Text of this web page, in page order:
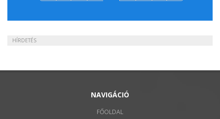
HÍRDETÉS
NAVIGÁCIÓ
FŐOLDAL